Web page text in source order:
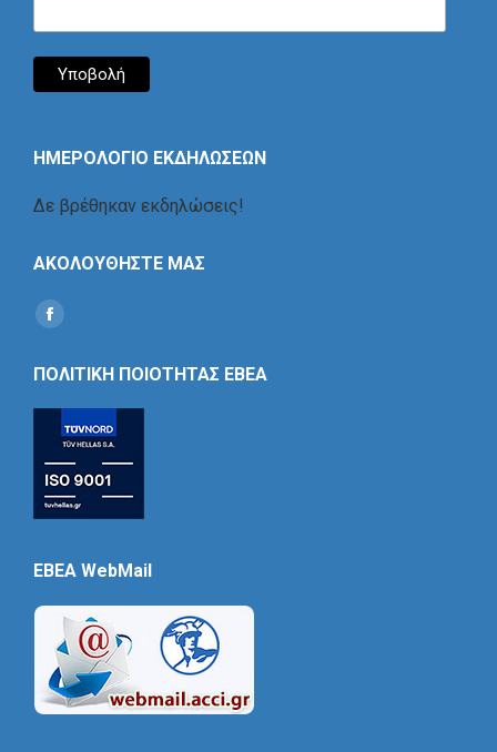
ΗΜΕΡΟΛΟΓΙΟ ΕΚΔΗΛΩΣΕΩΝ
Δε βρέθηκαν εκδηλώσεις!
ΑΚΟΛΟΥΘΗΣΤΕ ΜΑΣ
Find us on:
Social
ΠΟΛΙΤΙΚΗ ΠΟΙΟΤΗΤΑΣ ΕΒΕΑ
EBEA WebMail